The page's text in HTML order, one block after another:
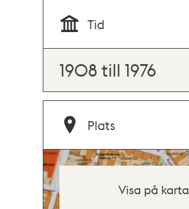
Tid
1908 till 1976
Plats
Visa på karta